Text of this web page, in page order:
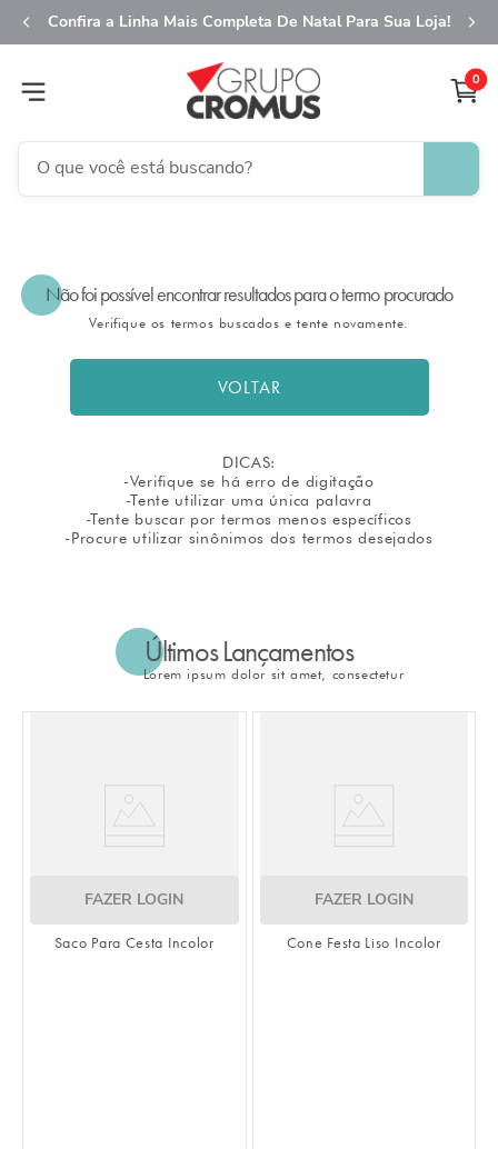
Confira a Linha Mais Completa De Natal Para Sua Loja!
0
O que você está buscando?
Não foi possível encontrar resultados para o termo procurado
Verifique os termos buscados e tente novamente.
VOLTAR
DICAS:
-Verifique se há erro de digitação
-Tente utilizar uma única palavra
-Tente buscar por termos menos específicos
-Procure utilizar sinônimos dos termos desejados
Últimos Lançamentos
Lorem ipsum dolor sit amet, consectetur
FAZER LOGIN
Saco Para Cesta Incolor
FAZER LOGIN
Cone Festa Liso Incolor
2º
saco transparente
3º
saco presente
7º
guardanapo
8º
embalagem trufas